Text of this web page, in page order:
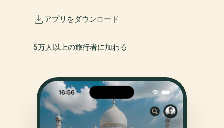
アプリをダウンロード
5万人以上の旅行者に加わる